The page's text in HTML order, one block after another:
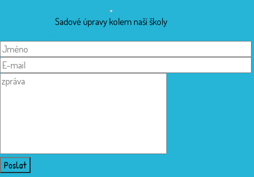
Sadové úpravy kolem naší školy